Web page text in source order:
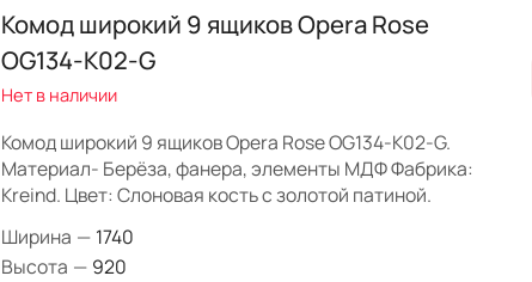
Комод широкий 9 ящиков Opera Rose
OG134-K02-G
Нет в наличии
Комод широкий 9 ящиков Opera Rose OG134-K02-G.
Материал- Берёза, фанера, элементы МДФ Фабрика:
Kreind. Цвет: Слоновая кость с золотой патиной.
Ширина — 1740
Высота — 920